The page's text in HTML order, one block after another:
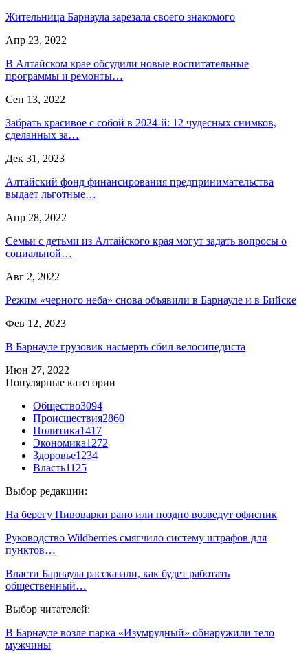
Жительница Барнаула зарезала своего знакомого
Апр 23, 2022
В Алтайском крае обсудили новые воспитательные
программы и ремонты…
Сен 13, 2022
Забрать красивое с собой в 2024-й: 12 чудесных снимков,
сделанных за…
Дек 31, 2023
Алтайский фонд финансирования предпринимательства
выдает льготные…
Апр 28, 2022
Семьи с детьми из Алтайского края могут задать вопросы о
социальной…
Авг 2, 2022
Режим «черного неба» снова объявили в Барнауле и в Бийске
Фев 12, 2023
В Барнауле грузовик насмерть сбил велосипедиста
Июн 27, 2022
Популярные категории
Общество3094
Происшествия2860
Политика1417
Экономика1272
Здоровье1234
Власть1125
Выбор редакции:
На берегу Пивоварки рано или поздно возведут офисник
Руководство Wildberries смягчило систему штрафов для
пунктов…
Власти Барнаула рассказали, как будет работать
общественный…
Выбор читателей:
В Барнауле возле парка «Изумрудный» обнаружили тело
мужчины